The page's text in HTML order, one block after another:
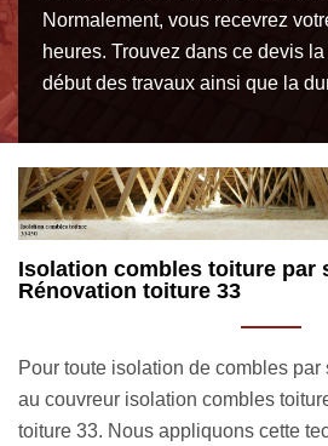
Normalement, vous recevrez
heures. Trouvez dans ce devis
début des travaux ainsi que la
MM
appel
les
Notre tarif isolation
l’entreprise MM
de la forme de votre toit,
à mettre en œuvre et de la